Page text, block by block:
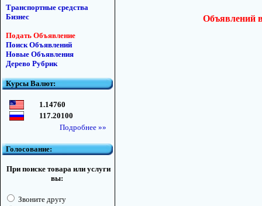
Транспортные средства
Бизнес
Подать Объявление
Поиск Объявлений
Новые Объявления
Дерево Рубрик
Курсы Валют:
1.14760
117.20100
Подробнее »»
Голосование:
При поиске товара или услуги
вы:
Звоните другу
Объявлений